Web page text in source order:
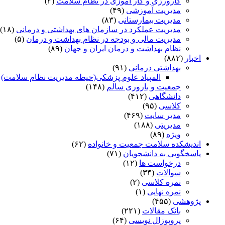
مدیریت آموزشی (۴۹)
مدیریت بیمارستانی (۸۳)
مدیریت عملکرد در سازمان های بهداشتی و درمانی (۱۸)
مدیریت مالی و بودجه در نظام بهداشت و درمان (۵)
نظام بهداشت و درمان ایران و جهان (۸۹)
اخبار (۸۸۲)
بهداشتی درمانی (۹۱)
المپیاد علوم پزشکی(حیطه مدیریت نظام سلامت)
جمعیت و باروری سالم (۱۴۸)
دانشگاهی (۴۱۲)
کلاسی (۹۵)
مدیر سایت (۴۶۹)
مدیریتی (۱۸۸)
ویژه (۸۹)
اندیشکده سلامت جمعیت و خانواده (۶۲)
پاسخگویی به دانشجویان (۷۱)
درخواست ها (۱۲)
سوالات (۳۴)
نمره کلاسی (۲)
نمره نهایی (۱)
پژوهشی (۴۵۵)
بانک مقالات (۲۲۱)
پروپوزال نویسی (۶۴)